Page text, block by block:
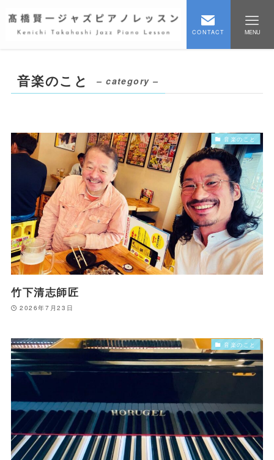
CONTACT MENU
音楽のこと – category –
音楽のこと
竹下清志師匠
2026年7月23日
音楽のこと